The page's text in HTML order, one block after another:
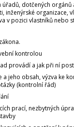
dotčených
organizace,
v pozici vlastníků nebo
kontrolou
provádí a jak při ní
jeho obsah, výzva ke
(kontrolní řád)
prací, nezbytných